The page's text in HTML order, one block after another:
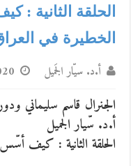
الحلقة الثانية :
الخطيرة في
أ.د. سيّار الجَميل
الجنرال قاسم سليماني
أ.د. سّيار الجميل
الحلقة الثانية : كيف